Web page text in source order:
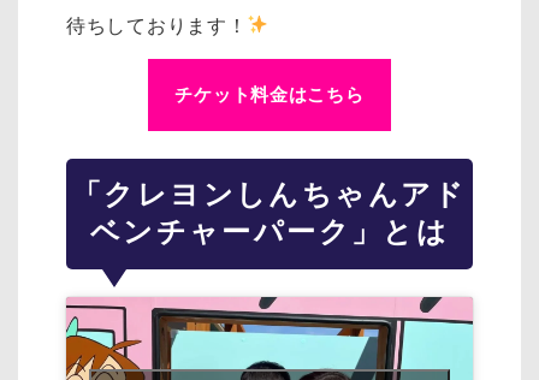
待ちしております！
チケット料金はこちら
「クレヨンしんちゃんアド
ベンチャーパーク」とは